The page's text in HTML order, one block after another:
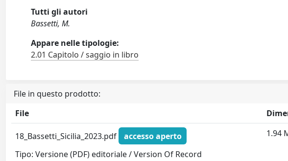
Tutti gli autori
Bassetti, M.
Appare nelle tipologie:
2.01 Capitolo / saggio in libro
File in questo prodotto:
File
18_Bassetti_Sicilia_2023.pdf
accesso aperto
Tipo: Versione (PDF) editoriale / Version Of Record
1.94